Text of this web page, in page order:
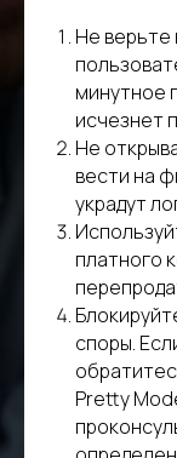
Не верьте
минутное
исчезнет
Не
вести на
украдут
платного
споры.
Pretty